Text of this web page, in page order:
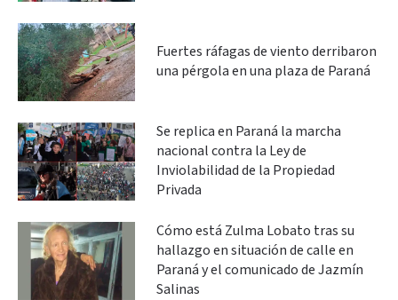
Fuertes ráfagas de viento derribaron
una pérgola en una plaza de Paraná
Se replica en Paraná la marcha
nacional contra la Ley de
Inviolabilidad de la Propiedad
Privada
Cómo está Zulma Lobato tras su
hallazgo en situación de calle en
Paraná y el comunicado de Jazmín
Salinas